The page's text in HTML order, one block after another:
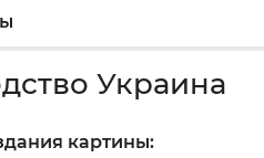
Украина
картины: